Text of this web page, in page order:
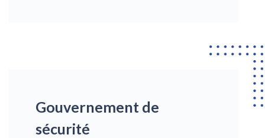
Gouvernement de
sécurité